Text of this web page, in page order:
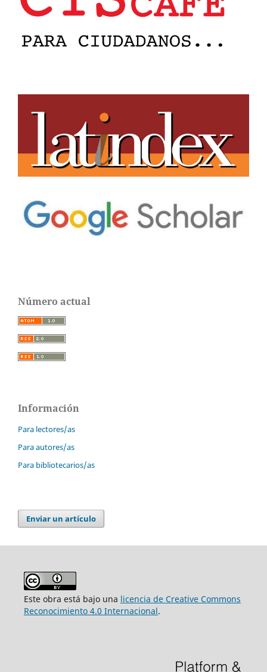
Número actual
Información
Para lectores/as
Para autores/as
Para bibliotecarios/as
Enviar un artículo
Este obra está bajo una licencia de Creative Commons
Reconocimiento 4.0 Internacional.